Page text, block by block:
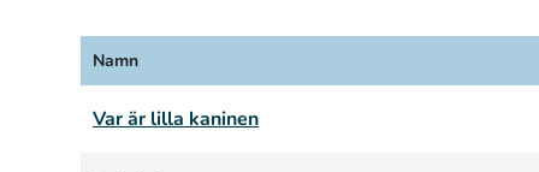
Namn
Var är lilla kaninen